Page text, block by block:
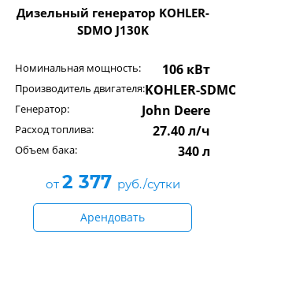
Дизельный генератор KOHLER-
SDMO J130K
Номинальная мощность: 106 кВт
Производитель двигателя:KOHLER-SDMO
Генератор: John Deere
Расход топлива: 27.40 л/ч
Объем бака: 340 л
от 2 377 руб./сутки
Арендовать